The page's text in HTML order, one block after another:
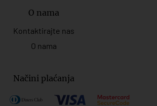
O nama
Kontaktirajte nas
O nama
Načini plaćanja